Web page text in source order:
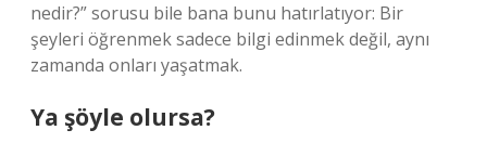
nedir?” sorusu bile bana bunu hatırlatıyor: Bir
şeyleri öğrenmek sadece bilgi edinmek değil, aynı
zamanda onları yaşatmak.
Ya şöyle olursa?